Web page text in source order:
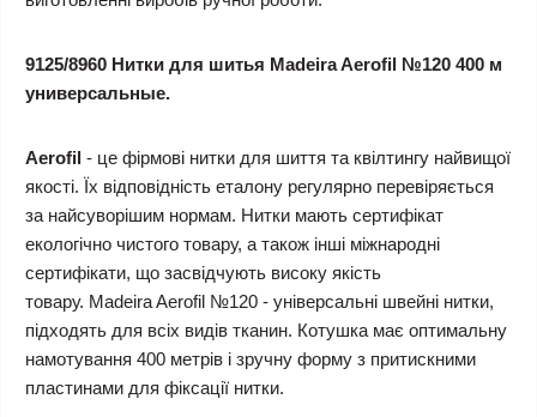
9125/8960 Нитки для шитья Madeira Aerofil №120 400 м
универсальные.
Aerofil - це фірмові нитки для шиття та квілтингу найвищої
якості. Їх відповідність еталону регулярно перевіряється
за найсуворішим нормам. Нитки мають сертифікат
екологічно чистого товару, а також інші міжнародні
сертифікати, що засвідчують високу якість
товару. Madeira Aerofil №120 - універсальні швейні нитки,
підходять для всіх видів тканин. Котушка має оптимальну
намотування 400 метрів і зручну форму з притискними
пластинами для фіксації нитки.